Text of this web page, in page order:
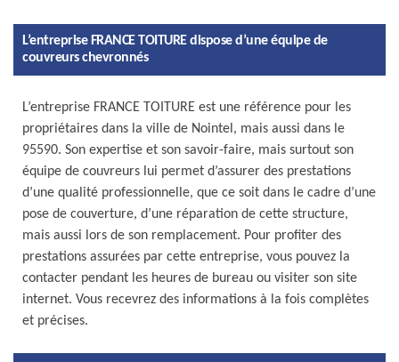
L’entreprise FRANCE TOITURE dispose d’une équipe de
couvreurs chevronnés
L’entreprise FRANCE TOITURE est une référence pour les
propriétaires dans la ville de Nointel, mais aussi dans le
95590. Son expertise et son savoir-faire, mais surtout son
équipe de couvreurs lui permet d’assurer des prestations
d’une qualité professionnelle, que ce soit dans le cadre d’une
pose de couverture, d’une réparation de cette structure,
mais aussi lors de son remplacement. Pour profiter des
prestations assurées par cette entreprise, vous pouvez la
contacter pendant les heures de bureau ou visiter son site
internet. Vous recevrez des informations à la fois complètes
et précises.